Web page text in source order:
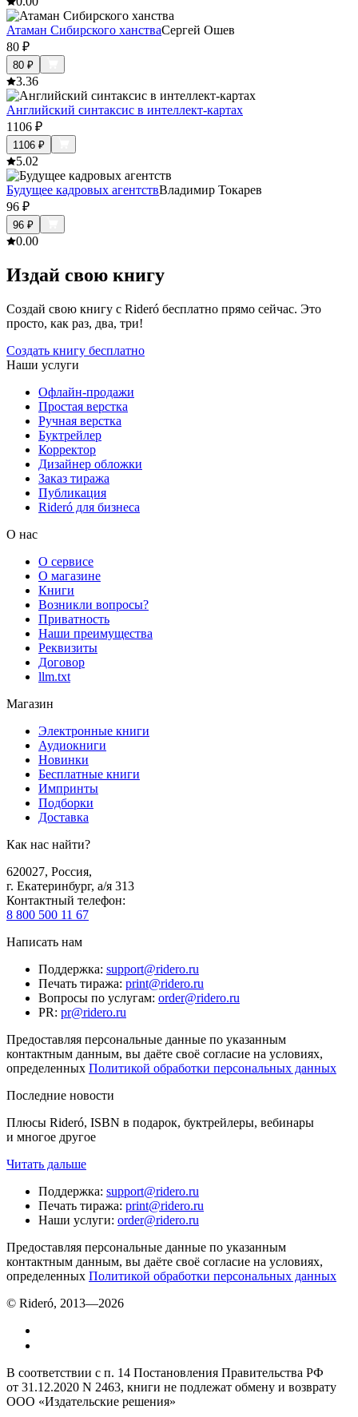
Атаман Сибирского ханстваСергей Ошев
80 ₽
80 ₽
3.36
Английский синтаксис в интеллект-картах
1106 ₽
1106 ₽
5.02
Будущее кадровых агентствВладимир Токарев
96 ₽
96 ₽
0.00
Издай свою книгу
Создай свою книгу с Rideró бесплатно прямо сейчас. Это
просто, как раз, два, три!
Создать книгу бесплатно
Наши услуги
Офлайн-продажи
Простая верстка
Ручная верстка
Буктрейлер
Корректор
Дизайнер обложки
Заказ тиража
Публикация
Rideró для бизнеса
О нас
О сервисе
О магазине
Книги
Возникли вопросы?
Приватность
Наши преимущества
Реквизиты
Договор
llm.txt
Магазин
Электронные книги
Аудиокниги
Новинки
Бесплатные книги
Импринты
Подборки
Доставка
Как нас найти?
620027, Россия,
г. Екатеринбург, а/я 313
Контактный телефон:
8 800 500 11 67
Написать нам
Поддержка: support@ridero.ru
Печать тиража: print@ridero.ru
Вопросы по услугам: order@ridero.ru
PR: pr@ridero.ru
Предоставляя персональные данные по указанным
контактным данным, вы даёте своё согласие на условиях,
определенных Политикой обработки персональных данных
Последние новости
Плюсы Rideró, ISBN в подарок, буктрейлеры, вебинары
и многое другое
Читать дальше
Поддержка: support@ridero.ru
Печать тиража: print@ridero.ru
Наши услуги: order@ridero.ru
Предоставляя персональные данные по указанным
контактным данным, вы даёте своё согласие на условиях,
определенных Политикой обработки персональных данных
© Rideró, 2013—2026
В соответствии с п. 14 Постановления Правительства РФ
от 31.12.2020 N 2463, книги не подлежат обмену и возврату
ООО «Издательские решения»